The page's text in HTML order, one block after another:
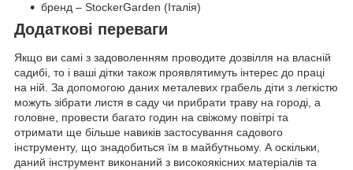
бренд – StockerGarden (Італія)
Додаткові переваги
Якщо ви самі з задоволенням проводите дозвілля на власній
садибі, то і ваші дітки також проявлятимуть інтерес до праці
на ній. За допомогою даних металевих грабель діти з легкістю
можуть зібрати листя в саду чи прибрати траву на городі, а
головне, провести багато годин на свіжому повітрі та
отримати ще більше навиків застосування садового
інструменту, що знадобиться їм в майбутньому. А оскільки,
даний інструмент виконаний з високоякісних матеріалів та